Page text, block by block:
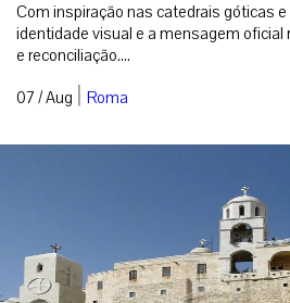
Com inspiração nas catedrais góticas e
identidade visual e a mensagem oficial
e reconciliação....
07 / Aug | Roma